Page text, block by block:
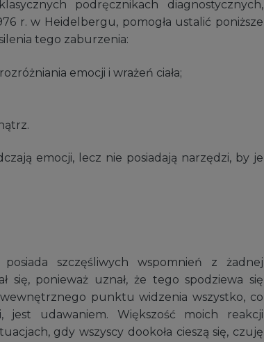
podręcznikach diagnostycznych,
r. w Heidelbergu, pomogła ustalić poniższe
tego zaburzenia:
emocji i wrażeń ciała;
emocji, lecz nie posiadają narzędzi, by je
szczęśliwych wspomnień z żadnej
się, ponieważ uznał, że tego spodziewa się
punktu widzenia wszystko, co
udawaniem. Większość moich reakcji
gdy wszyscy dookoła cieszą się, czuję